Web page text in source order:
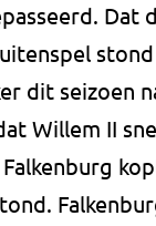
Dat
dit seizoen
Willem II